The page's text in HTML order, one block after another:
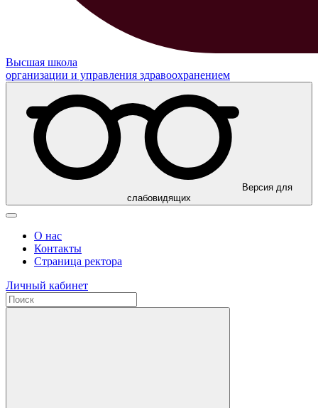
Высшая школа
организации и управления здравоохранением
Версия для
слабовидящих
О нас
Контакты
Страница ректора
Личный кабинет